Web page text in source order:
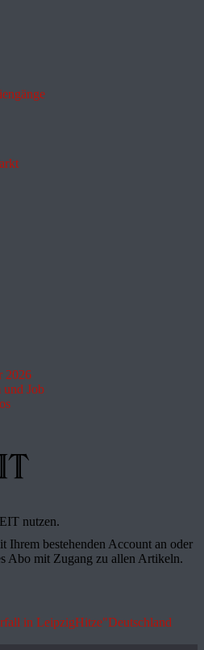
2026
Job
nutzen.
Ihrem bestehenden Account an oder
Abo mit Zugang zu allen Artikeln.
in LeipzigHitze"Deutschland